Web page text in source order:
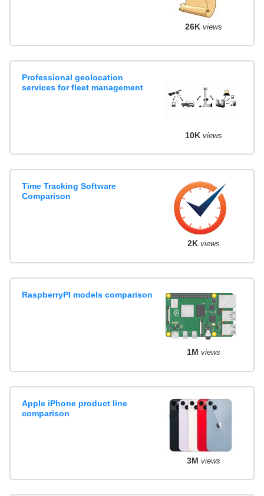
26K views
Professional geolocation
services for fleet management
10K views
Time Tracking Software
Comparison
2K views
RaspberryPI models comparison
1M views
Apple iPhone product line
comparison
3M views